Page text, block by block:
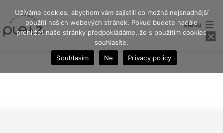
obsahu
Menu
Užíváme cookies, abychom vám zajistili co možná nejsnadnější
použití našich webových stránek. Pokud budete nadále
prohlížet naše stránky předpokládáme, že s použitím cookies
souhlasíte.
Souhlasím
Ne Privacy policy